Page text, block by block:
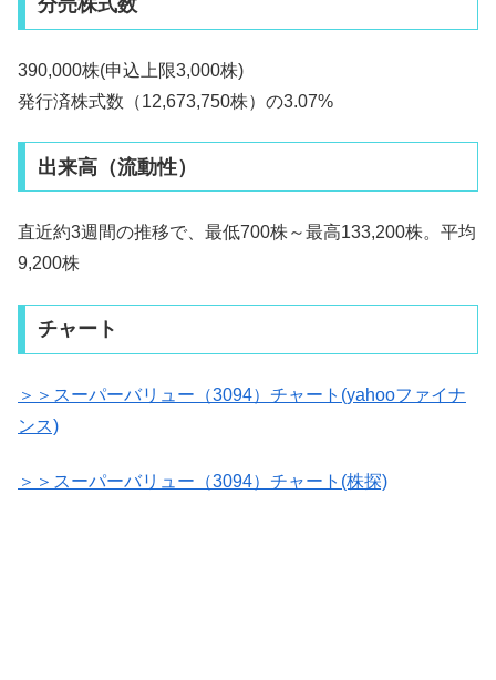
分売株式数
390,000株(申込上限3,000株)
発行済株式数（12,673,750株）の3.07%
出来高（流動性）
直近約3週間の推移で、最低700株～最高133,200株。平均
9,200株
チャート
＞＞スーパーバリュー（3094）チャート(yahooファイナ
ンス)
＞＞スーパーバリュー（3094）チャート(株探)